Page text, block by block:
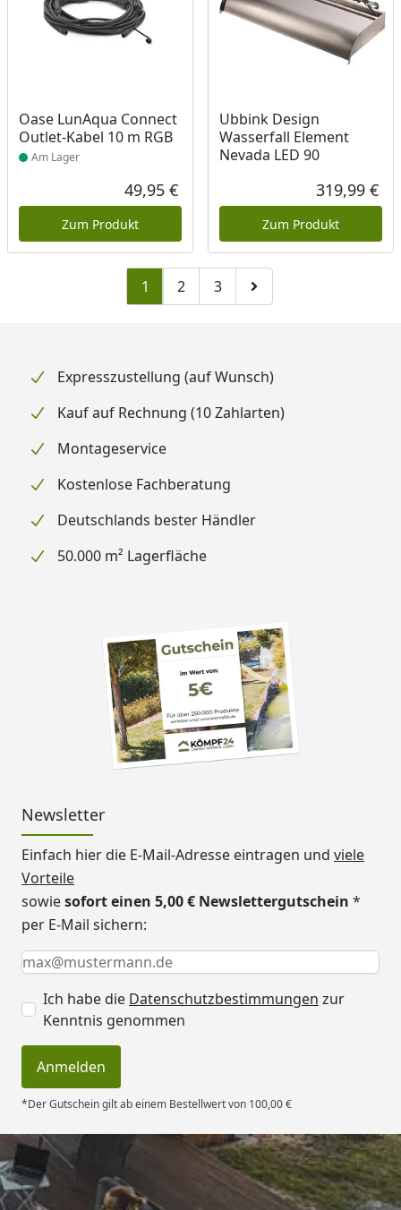
Oase LunAqua Connect
Outlet-Kabel 10 m RGB
Produkt am Lager
Am Lager
Aktueller Preis
49,95 €
Zum Produkt
Ubbink Design
Wasserfall Element
Nevada LED 90
319,99 €
Zum Produkt
1 Zu Seite 2
2 Zu Seite 3
3 Zur nächsten Seite
Expresszustellung (auf Wunsch)
Kauf auf Rechnung (10 Zahlarten)
Montageservice
Kostenlose Fachberatung
Deutschlands bester Händler
50.000 m² Lagerfläche
Newsletter
Einfach hier die E-Mail-Adresse eintragen und viele
Vorteile
sowiesofort einen 5,00 € Newslettergutschein *
per E-Mail sichern:
Keine Eingabe erforderlich
Eingabe erforderlich
E-Mail *
Ich habe die Datenschutzbestimmungen zur
Kenntnis genommen
Anmelden
*Der Gutschein gilt ab einem Bestellwert von 100,00 €
Trusted Shops